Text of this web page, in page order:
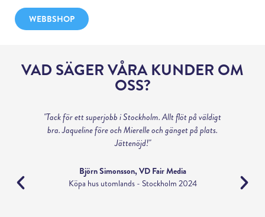
WEBBSHOP
VAD SÄGER VÅRA KUNDER OM
OSS?
"Tack för ett superjobb i Stockholm. Allt flöt på väldigt
bra. Jaqueline före och Mierelle och gänget på plats.
Jättenöjd!"
Björn Simonsson, VD Fair Media
Köpa hus utomlands - Stockholm 2024